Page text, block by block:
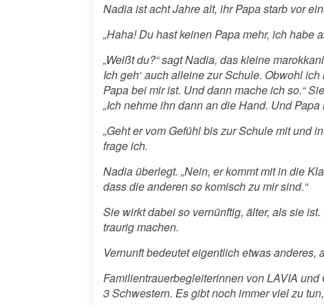
Nadia ist acht Jahre alt, ihr Papa starb vor
„Haha! Du hast keinen Papa mehr, ich habe
„Weißt du?“ sagt Nadia, das kleine
Ich geh‘ auch alleine zur Schule. Obwohl
Papa bei mir ist. Und dann mache ich so.“
„Ich nehme ihn dann an die Hand. Und Papa
„Geht er vom Gefühl bis zur Schule mit und
frage ich.
Nadia überlegt. „Nein, er kommt mit in die
dass die anderen so komisch zu mir sind.“
Sie wirkt dabei so vernünftig, älter, als sie
traurig machen.
Vernunft bedeutet eigentlich etwas
Familientrauerbegleiterinnen von LAVIA
3 Schwestern. Es gibt noch immer viel zu